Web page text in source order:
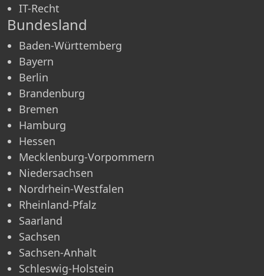
IT-Recht
Bundesland
Baden-Württemberg
Bayern
Berlin
Brandenburg
Bremen
Hamburg
Hessen
Mecklenburg-Vorpommern
Niedersachsen
Nordrhein-Westfalen
Rheinland-Pfalz
Saarland
Sachsen
Sachsen-Anhalt
Schleswig-Holstein